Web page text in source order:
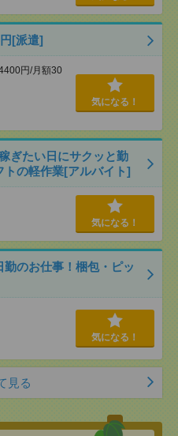
[派遣]
円/月額30
気になる！
ぎたい日にサクッと勤
トの軽作業[アルバイト]
気になる！
のお仕事！梱包・ピッ
気になる！
見る